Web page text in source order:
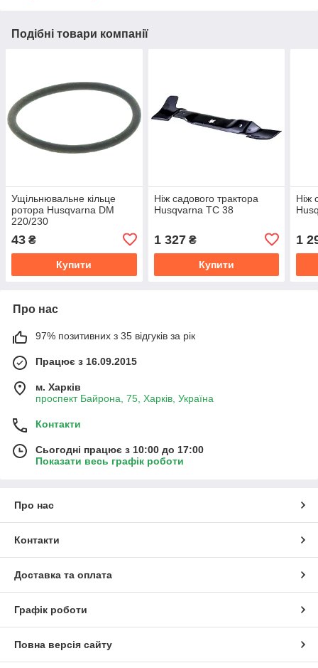
Подібні товари компанії
Ущільнювальне кільце
ротора Husqvarna DM
220/230
43 ₴
Купити
Ніж садового трактора
Husqvarna TC 38
1 327₴
Купити
Ніж
1
Про нас
97% позитивних з 35 відгуків за рік
Працює з 16.09.2015
м. Харків
проспект Байрона, 75, Харків, Україна
Контакти
Сьогодні працює з 10:00 до 17:00
Показати весь графік роботи
Про нас
Контакти
Доставка та оплата
Графік роботи
Повна версія сайту